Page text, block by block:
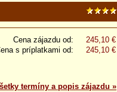
Cena zájazdu od:
245,10 €
s príplatkami od:
245,10 €
termíny a popis zájazdu »